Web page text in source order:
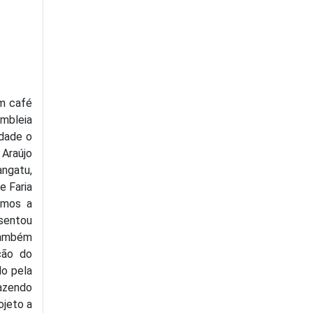
café
o
Faria
a
do
pela
a